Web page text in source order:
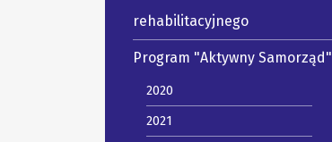
rehabilitacyjnego
Program "Aktywny Samorząd"
2020
2021